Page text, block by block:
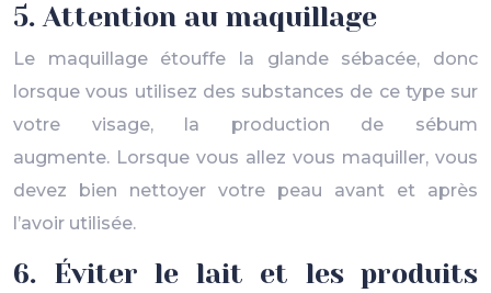
5. Attention au maquillage
Le maquillage étouffe la glande sébacée, donc
lorsque vous utilisez des substances de ce type sur
votre visage, la production de sébum
augmente. Lorsque vous allez vous maquiller, vous
devez bien nettoyer votre peau avant et après
l’avoir utilisée.
6. Éviter le lait et les produits